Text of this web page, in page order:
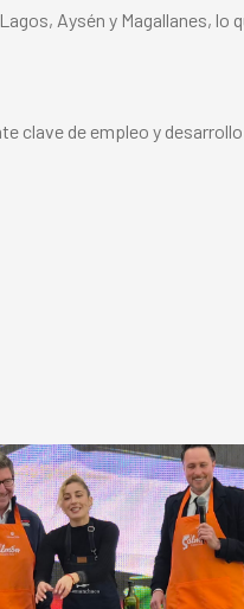
Aysén y Magallanes, lo
clave de empleo y